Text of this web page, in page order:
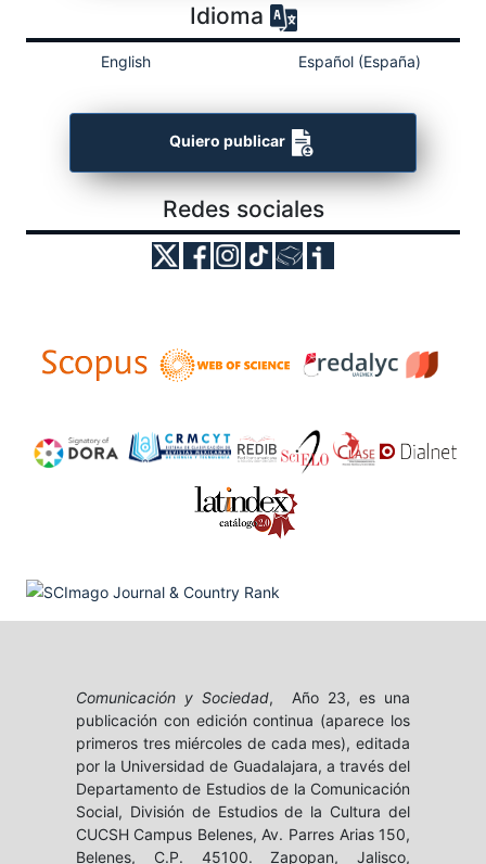
Idioma
English Español (España)
Quiero publicar
Redes sociales
Comunicación y Sociedad, Año 23, es una
publicación con edición continua (aparece los
primeros tres miércoles de cada mes), editada
por la Universidad de Guadalajara, a través del
Departamento de Estudios de la Comunicación
Social, División de Estudios de la Cultura del
CUCSH Campus Belenes, Av. Parres Arias 150,
Belenes, C.P. 45100. Zapopan, Jalisco,